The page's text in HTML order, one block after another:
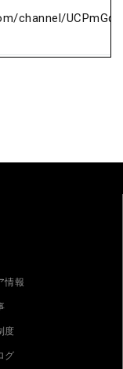
channel/
情報
度
グ